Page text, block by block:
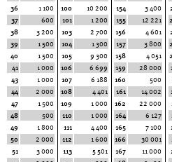
36
1 100
37
600
38
3 200
39
1 500
40
1 500
41
1 000
43
1 000
44
2 000
47
1 500
48
500
49
1 800
50
2 000
51
3 000
100
10 200
101
1 200
103
2 700
104
1 300
105
9 300
106
6 699
107
6 188
108
4 401
109
1 000
110
1 000
111
4 400
112
1 600
113
5 501
154
3 400
155
12 221
156
4 601
157
3 800
158
4 051
159
28 000
160
500
161
14 002
162
22 000
164
6 127
165
7 100
166
30 001
167
11 000